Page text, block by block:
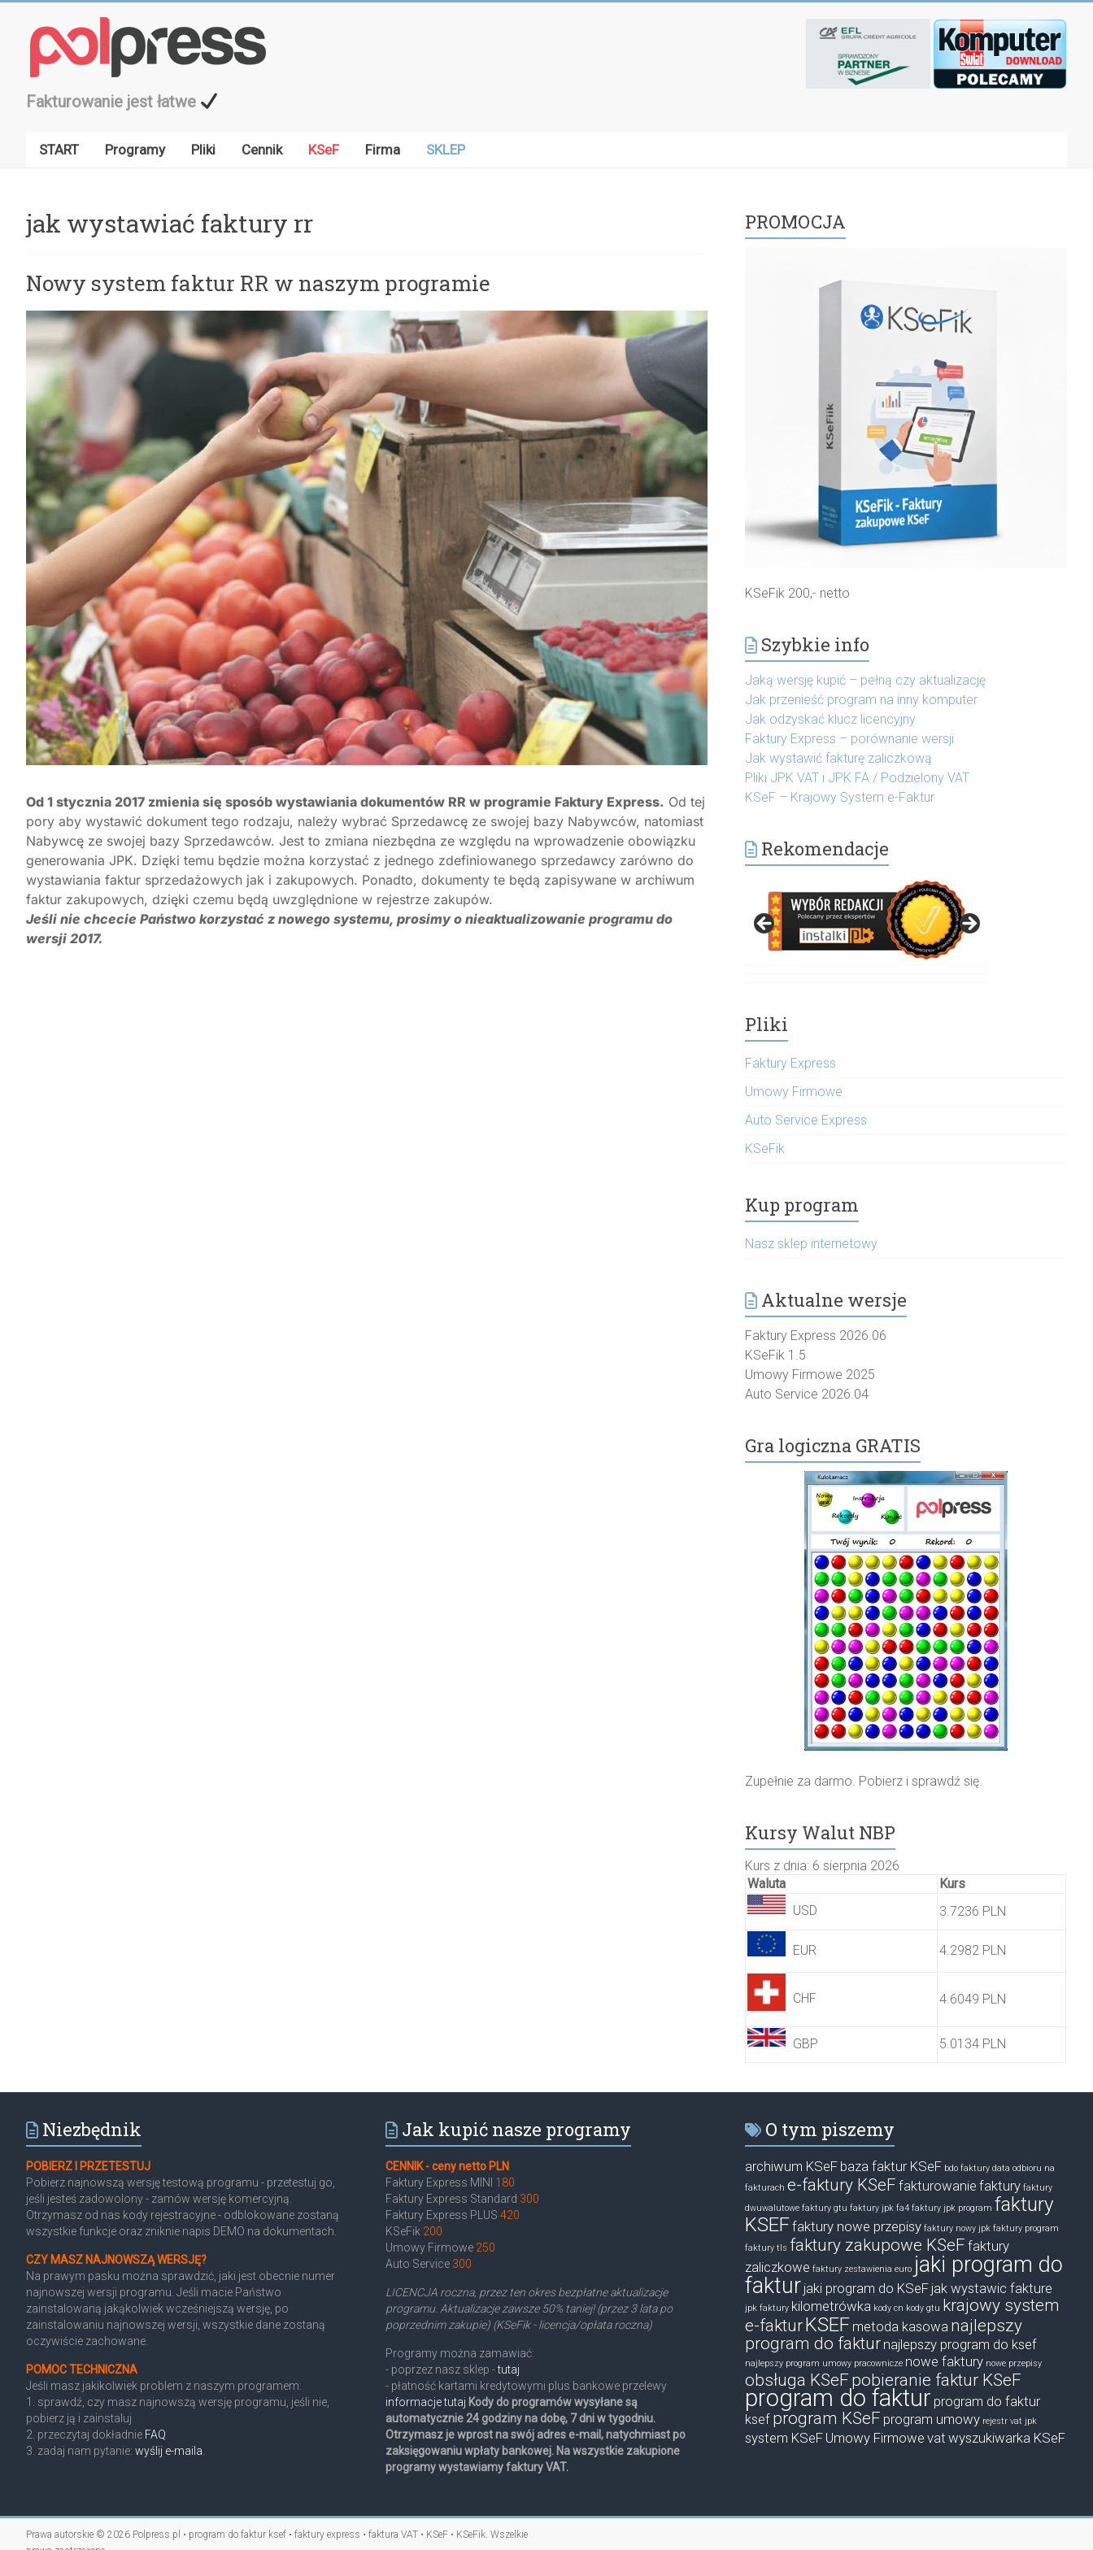
treści
Fakturowanie jest łatwe
START Programy Pliki Cennik KSeF Firma SKLEP
jak wystawiać faktury rr
Nowy system faktur RR w naszym programie
Od 1 stycznia 2017 zmienia się sposób wystawiania dokumentów RR w programie Faktury Express. Od tej
pory aby wystawić dokument tego rodzaju, należy wybrać Sprzedawcę ze swojej bazy Nabywców, natomiast
Nabywcę ze swojej bazy Sprzedawców. Jest to zmiana niezbędna ze względu na wprowadzenie obowiązku
generowania JPK. Dzięki temu będzie można korzystać z jednego zdefiniowanego sprzedawcy zarówno do
wystawiania faktur sprzedażowych jak i zakupowych. Ponadto, dokumenty te będą zapisywane w archiwum
faktur zakupowych, dzięki czemu będą uwzględnione w rejestrze zakupów.
Jeśli nie chcecie Państwo korzystać z nowego systemu, prosimy o nieaktualizowanie programu do
wersji 2017.
PROMOCJA
KSeFik 200,- netto
Szybkie info
Jaką wersję kupić – pełną czy aktualizację
Jak przenieść program na inny komputer
Jak odzyskać klucz licencyjny
Faktury Express – porównanie wersji
Jak wystawić fakturę zaliczkową
Pliki JPK VAT i JPK FA / Podzielony VAT
KSeF – Krajowy System e-Faktur
Rekomendacje
Pliki
Faktury Express
Umowy Firmowe
Auto Service Express
KSeFik
Kup program
Nasz sklep internetowy
Aktualne wersje
Faktury Express 2026.06
KSeFik 1.5
Umowy Firmowe 2025
Auto Service 2026.04
Gra logiczna GRATIS
Zupełnie za darmo. Pobierz i sprawdź się.
Kursy Walut NBP
Kurs z dnia: 6 sierpnia 2026
Waluta
Kurs
USD
3.7236 PLN
EUR 4.2982 PLN
CHF 4.6049 PLN
GBP 5.0134 PLN
Niezbędnik
POBIERZ I PRZETESTUJ
Pobierz najnowszą wersję testową programu - przetestuj go,
jeśli jesteś zadowolony - zamów wersję komercyjną.
Otrzymasz od nas kody rejestracyjne - odblokowane zostaną
wszystkie funkcje oraz zniknie napis DEMO na dokumentach.
CZY MASZ NAJNOWSZĄ WERSJĘ?
Na prawym pasku można sprawdzić, jaki jest obecnie numer
najnowszej wersji programu. Jeśli macie Państwo
zainstalowaną jakąkolwiek wcześniejszą wersję, po
zainstalowaniu najnowszej wersji, wszystkie dane zostaną
oczywiście zachowane.
POMOC TECHNICZNA
Jeśli masz jakikolwiek problem z naszym programem:
1. sprawdź, czy masz najnowszą wersję programu, jeśli nie,
pobierz ją i zainstaluj
2. przeczytaj dokładnie FAQ
3. zadaj nam pytanie: wyślij e-maila
Jak kupić nasze programy
CENNIK - ceny netto PLN
Faktury Express MINI 180
Faktury Express Standard 300
Faktury Express PLUS420
KSeFik 200
Umowy Firmowe 250
Auto Service 300
LICENCJA roczna, przez ten okres bezpłatne aktualizacje
programu. Aktualizacje zawsze 50% taniej! (przez 3 lata po
poprzednim zakupie) (KSeFik - licencja/opłata roczna)
Programy można zamawiać:
- poprzez nasz sklep -tutaj
- płatność kartami kredytowymi plus bankowe przelewy
informacje tutaj Kody do programów wysyłane są
automatycznie 24 godziny na dobę, 7 dni w tygodniu.
Otrzymasz je wprost na swój adres e-mail, natychmiast po
zaksięgowaniu wpłaty bankowej. Na wszystkie zakupione
programy wystawiamy faktury VAT.
O tym piszemy
archiwum KSeF baza faktur KSeF bdo faktury data odbioru na
fakturach e-faktury KSeF fakturowanie faktury faktury
dwuwalutowe faktury gtu faktury jpk fa4 faktury jpk program faktury
KSEFfaktury nowe przepisy faktury nowy jpk faktury program
faktury tls faktury zakupowe KSeF faktury
zaliczkowe faktury zestawienia euro jaki program do
faktur jaki program do KSeF jak wystawic fakture
jpk faktury kilometrówka kody cn kody gtu krajowy system
e-fakturKSEF metoda kasowa najlepszy
program do faktur najlepszy program do ksef
najlepszy program umowy pracownicze nowe faktury nowe przepisy
obsługa KSeF pobieranie faktur KSeF
program do faktur program do faktur
ksef program KSeF program umowy rejestr vat jpk
system KSeF Umowy Firmowe vat wyszukiwarka KSeF
Prawa autorskie © 2026 Polpress.pl • program do faktur ksef • faktury express • faktura VAT • KSeF • KSeFik. Wszelkie